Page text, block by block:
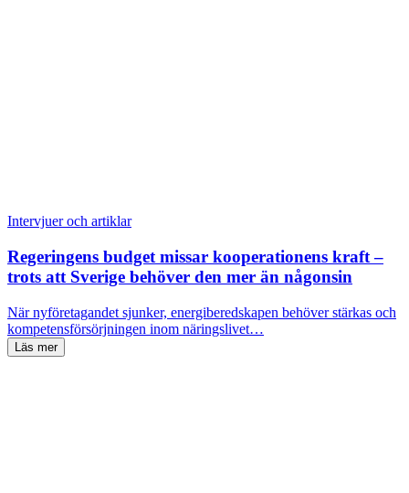
Intervjuer och artiklar
Regeringens budget missar kooperationens kraft –
trots att Sverige behöver den mer än någonsin
När nyföretagandet sjunker, energiberedskapen behöver stärkas och
kompetensförsörjningen inom näringslivet…
Läs mer